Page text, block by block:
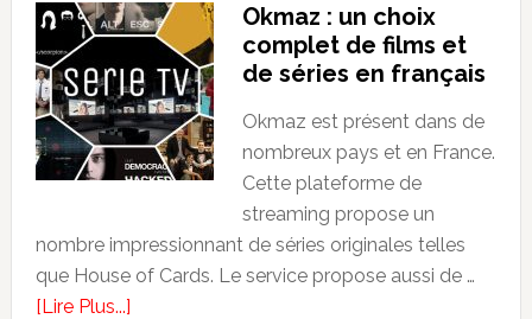
ping.com
:
un
site
absurde
pour
questionner
le
web
Okmaz : un choix
complet de films et
de séries en français
Okmaz est présent dans de
nombreux pays et en France.
Cette plateforme de
streaming propose un
nombre impressionnant de séries originales telles
que House of Cards. Le service propose aussi de …
[Lire Plus...]about